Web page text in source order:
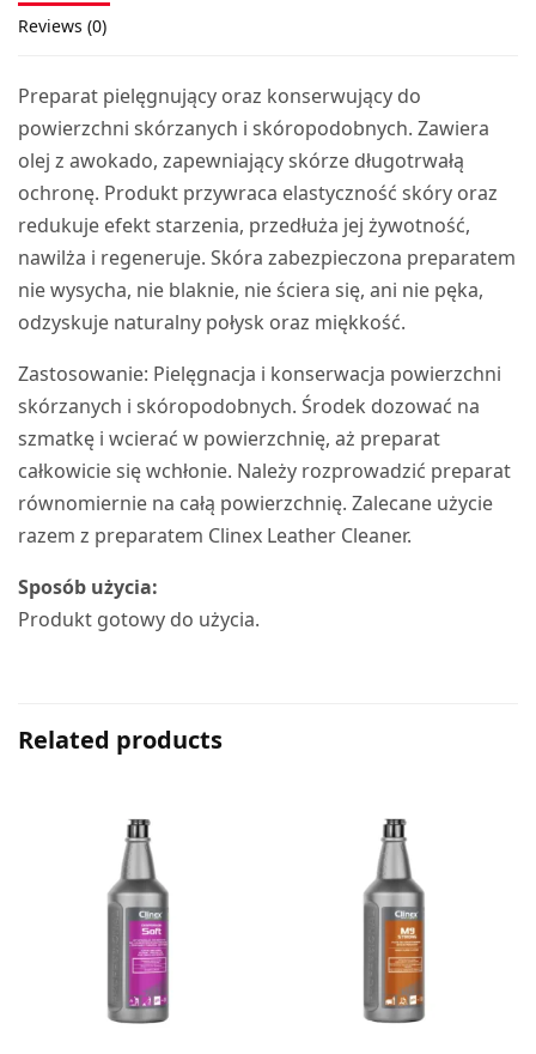
Reviews (0)
Preparat pielęgnujący oraz konserwujący do
powierzchni skórzanych i skóropodobnych. Zawiera
olej z awokado, zapewniający skórze długotrwałą
ochronę. Produkt przywraca elastyczność skóry oraz
redukuje efekt starzenia, przedłuża jej żywotność,
nawilża i regeneruje. Skóra zabezpieczona preparatem
nie wysycha, nie blaknie, nie ściera się, ani nie pęka,
odzyskuje naturalny połysk oraz miękkość.
Zastosowanie: Pielęgnacja i konserwacja powierzchni
skórzanych i skóropodobnych. Środek dozować na
szmatkę i wcierać w powierzchnię, aż preparat
całkowicie się wchłonie. Należy rozprowadzić preparat
równomiernie na całą powierzchnię. Zalecane użycie
razem z preparatem Clinex Leather Cleaner.
Sposób użycia:
Produkt gotowy do użycia.
Related products